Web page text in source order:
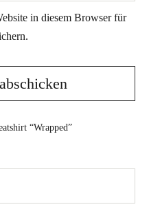
in diesem Browser für
“Wrapped”